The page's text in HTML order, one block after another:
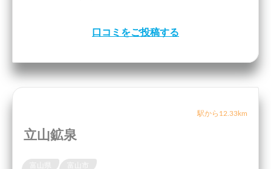
口コミをご投稿する
駅から12.33km
立山鉱泉